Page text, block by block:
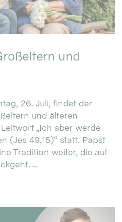
und
26. Juli, findet der
und älteren
„Ich aber werde
(Jes 49,15)“ statt. Papst
Tradition weiter, die auf
...